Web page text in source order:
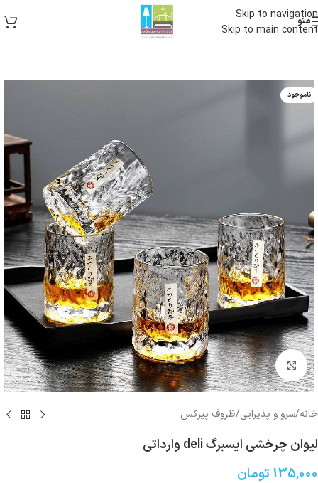
Skip to navigation
Skip to main content
منو
ناموجود
بزرگنمایی تصویر
خانه/سرو و پذیرایی/ظروف پیرکس
لیوان چرخشی ایسبرگ deli وارداتی
135,000 تومان